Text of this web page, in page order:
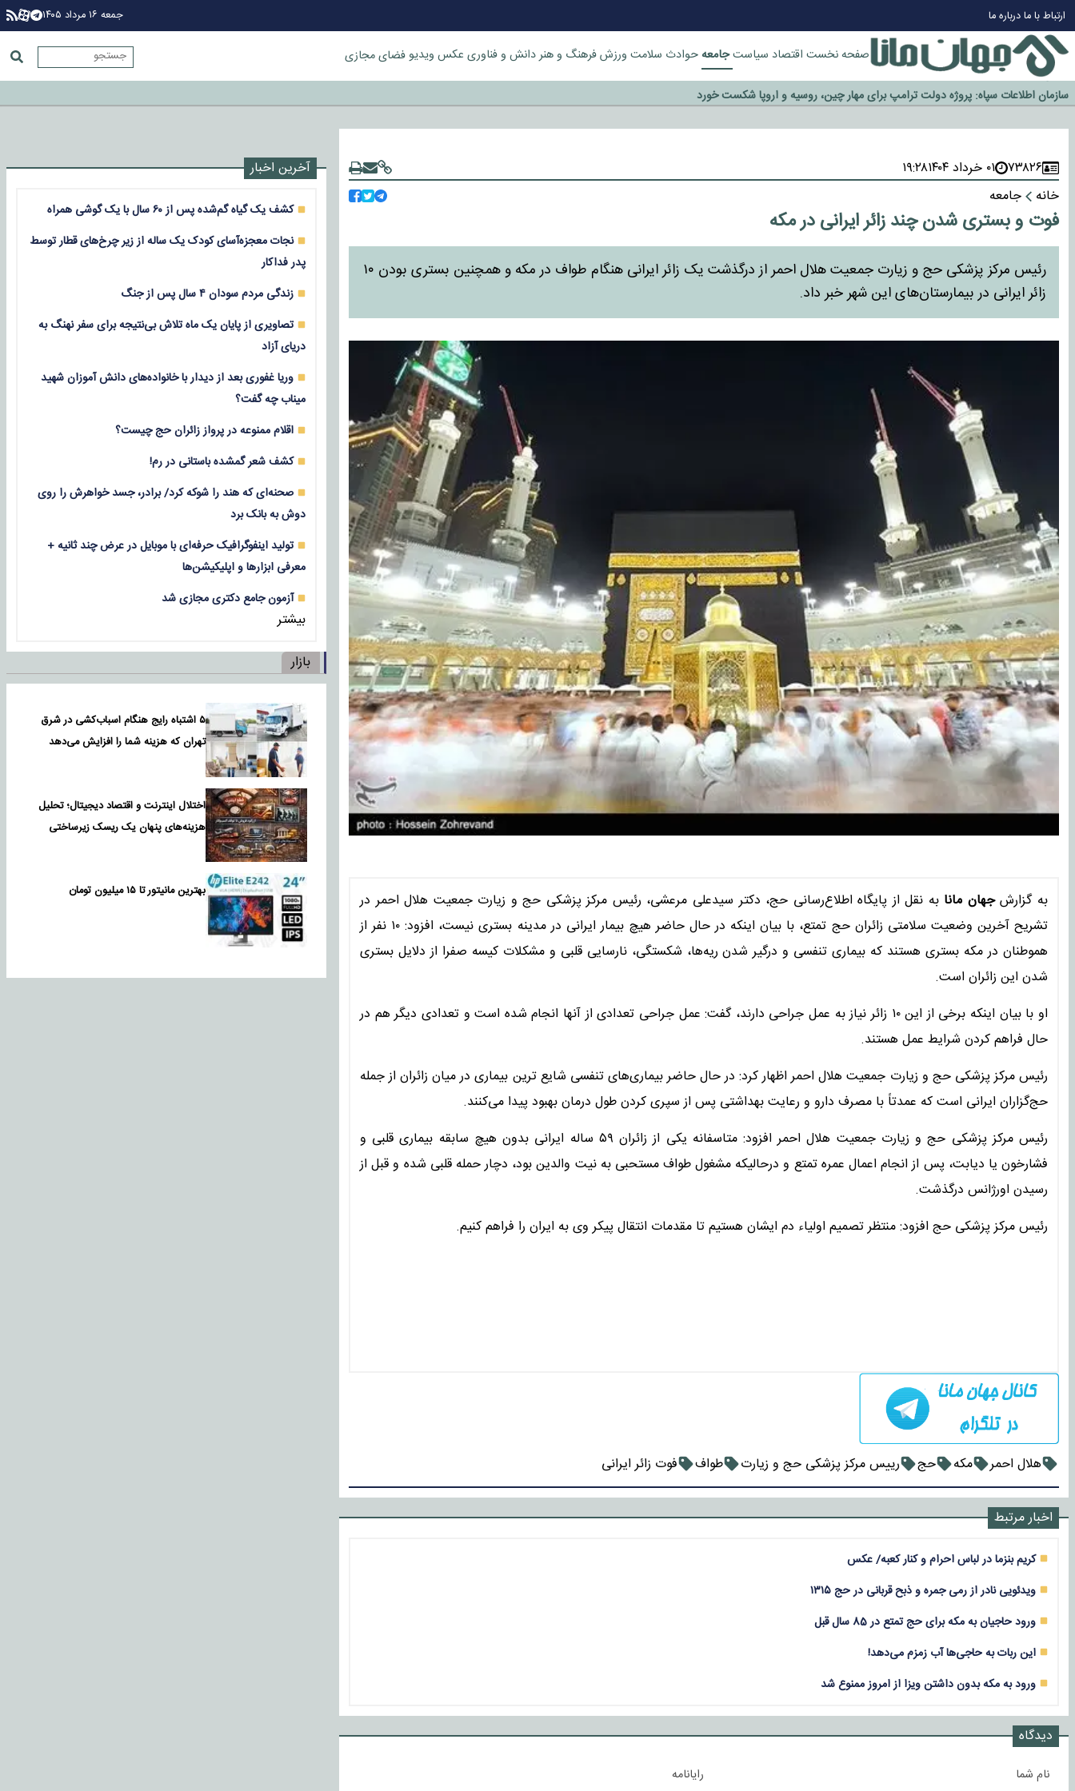
ارتباط با مادرباره ما جمعه ۱۶ مرداد ۱۴۰۵
صفحه نخست اقتصاد سیاستجامعه حوادث سلامت ورزشفرهنگ و هنردانش و فناوری عکس ویدیوفضای مجازی
چرا طلا دوباره افزایشی شد؟
گزینه جدایی اوسمار روی میز مدیران پرسپولیس
آیا رئیس جمهور آمریکا قانون را دور می‌زند؟
اخراج رسمی چهره نامدار از پرسپولیس
سازمان اطلاعات سپاه: پروژه دولت ترامپ برای مهار چین، روسیه و اروپا شکست خورد
۷۳۸۲۶ ۰۱ خرداد ۱۴۰۴
۱۹:۲۸
خانه
جامعه
فوت و بستری شدن چند زائر ایرانی در مکه
رئیس مرکز پزشکی حج و زیارت جمعیت هلال احمر از درگذشت یک زائر ایرانی هنگام طواف در مکه و همچنین بستری بودن ۱۰
زائر ایرانی در بیمارستان‌های این شهر خبر داد.
به گزارشجهان مانا به نقل از پایگاه اطلاع‌رسانی حج، دکتر سیدعلی مرعشی، رئیس مرکز پزشکی حج و زیارت جمعیت هلال احمر در
تشریح آخرین وضعیت سلامتی زائران حج تمتع، با بیان اینکه در حال حاضر هیچ بیمار ایرانی در مدینه بستری نیست، افزود: ۱۰ نفر از
هموطنان در مکه بستری هستند که بیماری تنفسی و درگیر شدن ریه‌ها، شکستگی، نارسایی قلبی و مشکلات کیسه صفرا از دلایل بستری
شدن این زائران است.
او با بیان اینکه برخی از این ۱۰ زائر نیاز به عمل جراحی دارند، گفت: عمل جراحی تعدادی از آنها انجام شده است و تعدادی دیگر هم در
حال فراهم کردن شرایط عمل هستند.
رئیس مرکز پزشکی حج و زیارت جمعیت هلال احمر اظهار کرد: در حال حاضر بیماری‌های تنفسی شایع ترین بیماری در میان زائران از جمله
حج‌گزاران ایرانی است که عمدتاً با مصرف دارو و رعایت بهداشتی پس از سپری کردن طول درمان بهبود پیدا می‌کنند.
رئیس مرکز پزشکی حج و زیارت جمعیت هلال احمر افزود: متاسفانه یکی از زائران ۵۹ ساله ایرانی بدون هیچ سابقه بیماری قلبی و
فشارخون یا دیابت، پس از انجام اعمال عمره تمتع و درحالیکه مشغول طواف مستحبی به نیت والدین بود، دچار حمله قلبی شده و قبل از
رسیدن اورژانس درگذشت.
رئیس مرکز پزشکی حج افزود: منتظر تصمیم اولیاء دم ایشان هستیم تا مقدمات انتقال پیکر وی به ایران را فراهم کنیم.
هلال احمر مکه حج رییس مرکز پزشکی حج و زیارت طواف فوت زائر ایرانی
اخبار مرتبط
کریم بنزما در لباس احرام و کنار کعبه/ عکس
ویدئویی نادر از رمی جمره و ذبح قربانی در حج ۱۳۱۵
ورود حاجیان به مکه برای حج تمتع در 85 سال قبل
این ربات به حاجی‌ها آب زمزم می‌دهد!
ورود به مکه بدون داشتن ویزا از امروز ممنوع شد
دیدگاه
نام شما رایانامه
آخرین اخبار
کشف یک گیاه گم‌شده پس از ۶۰ سال با یک گوشی همراه
نجات معجزه‌آسای کودک یک ساله از زیر چرخ‌های قطار توسط
پدر فداکار
زندگی مردم سودان ۴ سال پس از جنگ
تصاویری از پایان یک ماه تلاش بی‌نتیجه برای سفر نهنگ به
دریای آزاد
وریا غفوری بعد از دیدار با خانواده‌های دانش آموزان شهید
میناب چه گفت؟
اقلام ممنوعه در پرواز زائران حج چیست؟
کشف شعر گمشده باستانی در رم!
صحنه‌ای که هند را شوکه کرد/ برادر، جسد خواهرش را روی
دوش به بانک برد
تولید اینفوگرافیک حرفه‌ای با موبایل در عرض چند ثانیه +
معرفی ابزارها و اپلیکیشن‌ها
آزمون جامع دکتری مجازی شد
بیشتر
بازار
۵ اشتباه رایج هنگام اسباب‌کشی در شرق
تهران که هزینه شما را افزایش می‌دهد
اختلال اینترنت و اقتصاد دیجیتال؛ تحلیل
هزینه‌های پنهان یک ریسک زیرساختی
بهترین مانیتور تا ۱۵ میلیون تومان